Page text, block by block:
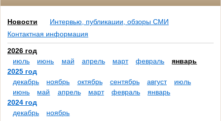
Новости
Интервью, публикации, обзоры СМИ
Контактная информация
2026 год
июль
июнь май апрель март февраль
январь
2025 год
декабрь
ноябрь октябрь сентябрь август
июль
июнь
май апрель март февраль
январь
2024 год
декабрь
ноябрь